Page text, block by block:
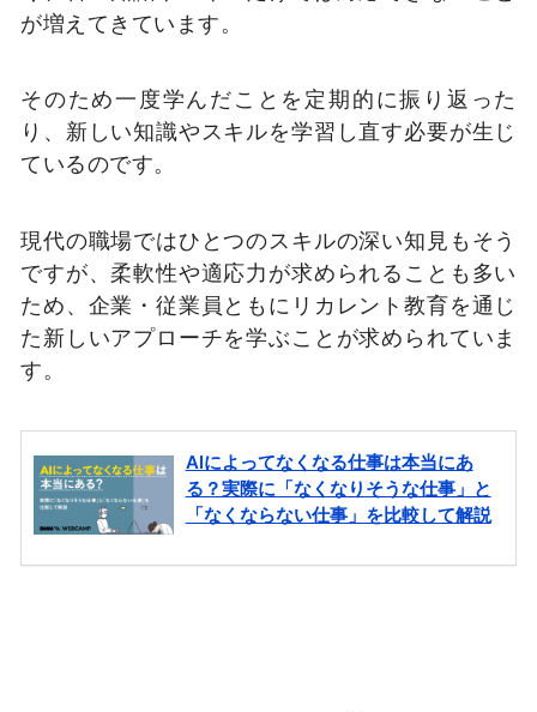
が増えてきています。
そのため一度学んだことを定期的に振り返った
り、新しい知識やスキルを学習し直す必要が生じ
ているのです。
現代の職場ではひとつのスキルの深い知見もそう
ですが、柔軟性や適応力が求められることも多い
ため、企業・従業員ともにリカレント教育を通じ
た新しいアプローチを学ぶことが求められていま
す。